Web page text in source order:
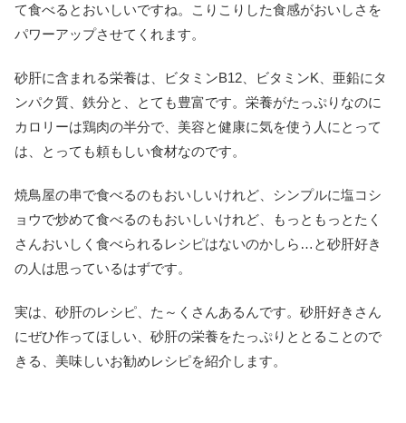
て食べるとおいしいですね。こりこりした食感がおいしさを
パワーアップさせてくれます。
砂肝に含まれる栄養は、ビタミンB12、ビタミンK、亜鉛にタ
ンパク質、鉄分と、とても豊富です。栄養がたっぷりなのに
カロリーは鶏肉の半分で、美容と健康に気を使う人にとって
は、とっても頼もしい食材なのです。
焼鳥屋の串で食べるのもおいしいけれど、シンプルに塩コシ
ョウで炒めて食べるのもおいしいけれど、もっともっとたく
さんおいしく食べられるレシピはないのかしら…と砂肝好き
の人は思っているはずです。
実は、砂肝のレシピ、た～くさんあるんです。砂肝好きさん
にぜひ作ってほしい、砂肝の栄養をたっぷりととることので
きる、美味しいお勧めレシピを紹介します。